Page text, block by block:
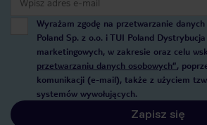
Wyrażam zgodę na przetwarzanie
Poland Sp. z o.o. i TUI Poland
marketingowych, w zakresie oraz celu
przetwarzaniu danych osobowych”,
komunikacji (e-mail), także z użyciem
systemów wywołujących.
Zapisz się